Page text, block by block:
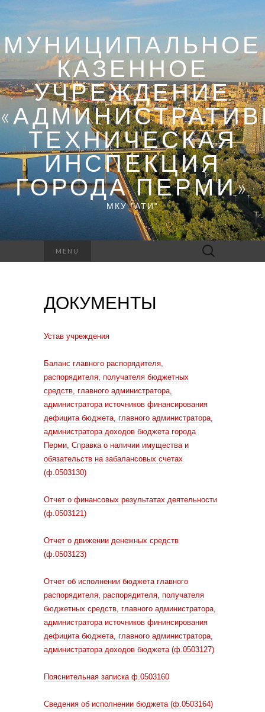
МУНИЦИПАЛЬНОЕ
КАЗЕННОЕ
УЧРЕЖДЕНИЕ
ТЕХНИЧЕСКАЯ
ИНСПЕКЦИЯ
ГОРОДА ПЕРМИ»
МКУ "АТИ"
MENU Найти:
ДОКУМЕНТЫ
Устав учреждения
Баланс главного распорядителя,
распорядителя, получателя бюджетных
средств, главного администратора,
администратора источников финансирования
дефицита бюджета, главного администратора,
администратора доходов бюджета города
Перми, Справка о наличии имущества и
обязательств на забалансовых счетах
(ф.0503130)
Отчет о финансовых результатах деятельности
(ф.0503121)
Отчет о движении денежных средств
(ф.0503123)
Отчет об исполнении бюджета главного
распорядителя, распорядителя, получателя
бюджетных средств, главного администратора,
администратора источников фининсирования
дефицита бюджета, главного администратора,
администратора доходов бюджета (ф.0503127)
Пояснительная записка ф.0503160
Сведения об исполнении бюджета (ф.0503164)